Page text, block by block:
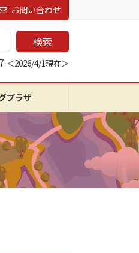
お問い合わせ
検索
＜2026/4/1現在＞
プラザ